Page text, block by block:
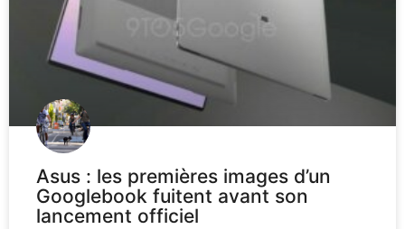
Asus : les premières images d’un
Googlebook fuitent avant son
lancement officiel